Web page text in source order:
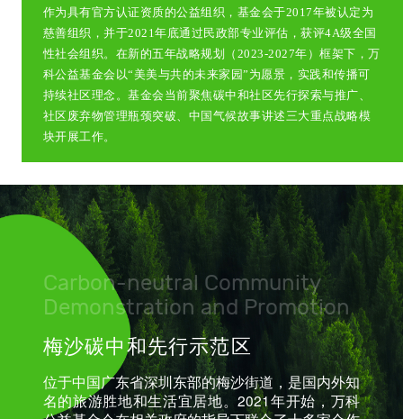
作为具有官方认证资质的公益组织，基金会于2017年被认定为
慈善组织，并于2021年底通过民政部专业评估，获评4A级全国
性社会组织。在新的五年战略规划（2023-2027年）框架下，万
科公益基金会以“美美与共的未来家园”为愿景，实践和传播可
持续社区理念。基金会当前聚焦碳中和社区先行探索与推广、
社区废弃物管理瓶颈突破、中国气候故事讲述三大重点战略模
块开展工作。
Carbon-neutral Community
Demonstration and Promotion
梅沙碳中和先行示范区
位于中国广东省深圳东部的梅沙街道，是国内外知
名的旅游胜地和生活宜居地。2021年开始，万科